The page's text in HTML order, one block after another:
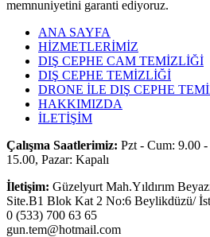
memnuniyetini garanti ediyoruz.
ANA SAYFA
HİZMETLERİMİZ
DIŞ CEPHE CAM TEMİZLİĞİ
DIŞ CEPHE TEMİZLİĞİ
DRONE İLE DIŞ CEPHE
HAKKIMIZDA
İLETİŞİM
Çalışma Saatlerimiz: Pzt - Cum: 9.00
15.00, Pazar: Kapalı
İletişim: Güzelyurt Mah.Yıldırım
Site.B1 Blok Kat 2 No:6 Beylikdüzü/
0 (533) 700 63 65
gun.tem@hotmail.com